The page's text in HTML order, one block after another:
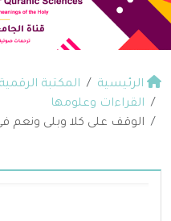
الرئيسية المكتبة الرقمية
القراءات وعلومها
الوقف على كلا وبلى ونعم